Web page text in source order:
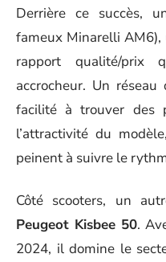
Derrière ce succès,
fameux Minarelli AM6),
rapport qualité/
accrocheur. Un
facilité à trouver des
l’attractivité du
peinent à suivre le
Côté scooters, un
Peugeot Kisbee 50.
2024, il domine le